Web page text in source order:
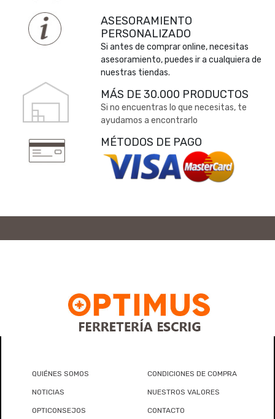
ASESORAMIENTO
PERSONALIZADO
Si antes de comprar online, necesitas
asesoramiento, puedes ir a cualquiera de
nuestras tiendas.
MÁS DE 30.000 PRODUCTOS
Si no encuentras lo que necesitas, te
ayudamos a encontrarlo
MÉTODOS DE PAGO
QUIÉNES SOMOS CONDICIONES DE COMPRA
NOTICIAS NUESTROS VALORES
OPTICONSEJOS CONTACTO